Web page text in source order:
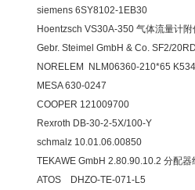
siemens 6SY8102-1EB30
Hoentzsch VS30A-350 气体流量计
Gebr. Steimel GmbH & Co. SF2/
NORELEM NLM06360-210*65
MESA 630-0247
COOPER 121009700
Rexroth DB-30-2-5X/100-Y
schmalz 10.01.06.00850
TEKAWE GmbH 2.80.90.10.2 分配
ATOS DHZO-TE-071-L5